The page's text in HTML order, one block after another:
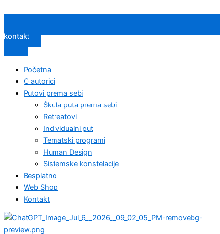
kontakt
Početna
O autorici
Putovi prema sebi
Škola puta prema sebi
Retreatovi
Individualni put
Tematski programi
Human Design
Sistemske konstelacije
Besplatno
Web Shop
Kontakt